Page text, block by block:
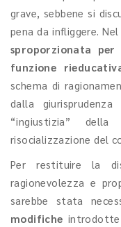
grave, sebbene si
pena da infliggere.
sproporzionata per
funzione
schema di
dalla
“ingiustizia”
risocializzazione del
Per restituire la
ragionevolezza e
sarebbe stata
modifiche introdotte